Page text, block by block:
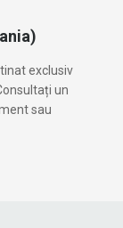
exclusiv
un
sau